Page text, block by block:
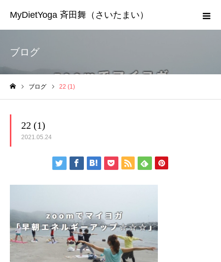
MyDietYoga 斉田舞（さいたまい）
ブログ
ブログ 22 (1)
22 (1)
2021.05.24